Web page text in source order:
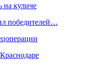
на куличе
победителей…